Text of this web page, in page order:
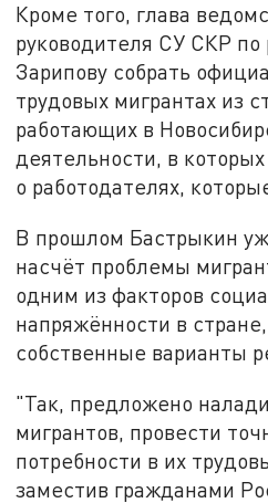
Кроме того, глава
руководителя СУ СКР по
Зарипову собрать
трудовых мигрантах из
работающих в
деятельности, в
о работодателях,
В прошлом Бастрыкин
насчёт проблемы
одним из факторов
напряжённости в
собственные варианты
"Так, предложено
мигрантов, провести
потребности в их
заместив гражданами